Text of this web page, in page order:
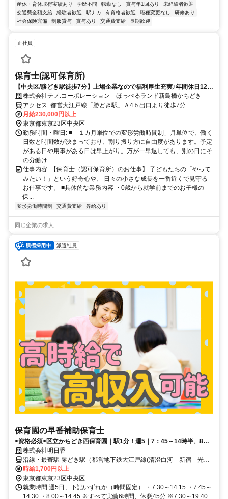
産休・育休取得実績あり
学歴不問 転勤なし 賞与年1回あり
未経験者歓迎
交通費全額支給
経験者歓迎 駅ナカ 有資格者歓迎 職種変更なし
研修あり
社会保険完備
制服貸与 賞与あり 交通費支給 長期歓迎
正社員
保育士(認可保育所)
【中央区/勝どき駅徒歩7分】上場企業なので福利厚生充実♪年間休日120
日以上／有給取得率87％／月平均残業1.2h☆
株式会社テノ.コーポレーション ほっぺるランド新島橋かちどき
アクセス: 都営大江戸線「勝どき駅」Ａ4ｂ出口より徒歩7分
月給230,000円以上
東京都東京23区中央区
勤務時間・曜日: ■「１カ月単位での変形労働時間制」月単位で、働く
日数と時間数が決まっており、割り振り方に自由度があります。予定
がある日や用事がある日は早上がり。万が一早退しても、別の日にそ
の分働け...
仕事内容: 【保育士（認可保育所）のお仕事】 子どもたちの「やって
みたい！」という好奇心や、 日々の小さな成長を一番近くで見守る
お仕事です。 ■具体的な業務内容 ・0歳から就学前までのお子様の
保...
変形労働時間制 交通費支給 昇給あり
同じ企業の求人
派遣社員
保育園の早番補助保育士
<資格必須>区立かちどき西保育園｜駅1分！週5｜7：45～14時半、8時
～14：45など3種で応相談
株式会社明日香
沿線・最寄駅 勝どき駅（都営地下鉄大江戸線(清澄白河－新宿－光が
丘)）より徒歩1分月島駅（都営大江戸線/東京メトロ有楽町線）より徒
歩9分築地駅（東京メトロ日比谷線）より徒歩14分
時給1,700円以上
東京都東京23区中央区
就業時間 週5日、下記いずれか（時間固定） ・7:30～14:15 ・7:45～
14:30 ・8:00～14:45 ※すべて実働6時間、休憩45分 ※7:30～19:40